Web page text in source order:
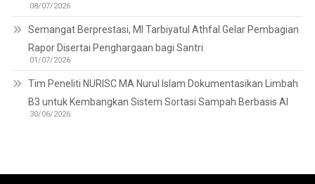
08/07/2026
Semangat Berprestasi, MI Tarbiyatul Athfal Gelar Pembagian
Rapor Disertai Penghargaan bagi Santri
01/07/2026
Tim Peneliti NURISC MA Nurul Islam Dokumentasikan Limbah
B3 untuk Kembangkan Sistem Sortasi Sampah Berbasis AI
30/06/2026